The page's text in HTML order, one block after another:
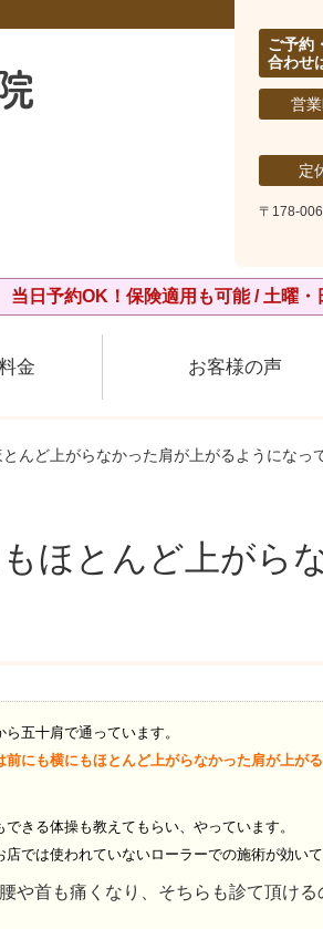
ご予約
合わせ
営
定
〒178-
当日予約OK！保険適用も可能 / 土曜
金 お客様の声
んど上がらなかった肩が上がるようになっ
ほとんど上がら
ら五十肩で通っています。
前にも横にもほとんど上がらなかった肩が上が
できる体操も教えてもらい、やっています。
店では使われていないローラーでの施術が効いて
や首も痛くなり、そちらも診て頂ける